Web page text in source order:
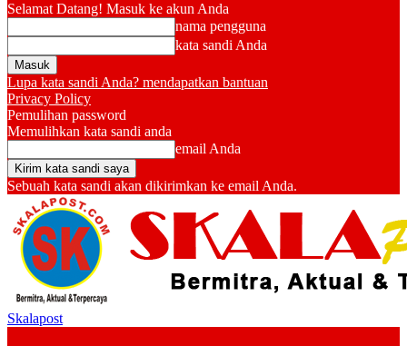
Selamat Datang! Masuk ke akun Anda
nama pengguna
kata sandi Anda
Lupa kata sandi Anda? mendapatkan bantuan
Privacy Policy
Pemulihan password
Memulihkan kata sandi anda
email Anda
Sebuah kata sandi akan dikirimkan ke email Anda.
Skalapost